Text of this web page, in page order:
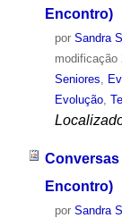
Encontro)
por Sandra
modificação
Seniores
Evolução,
Conversas
Encontro)
por Sandra